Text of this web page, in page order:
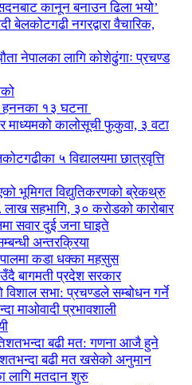
कानून बनाउन ढिला भयो’
बेलकोटगढी नगरद्वारा वैचारिक,
नेपालका लागि कोशेढुंगाः प्रचण्ड
हननका १३ घटना
माध्यमको कालोसूची फुकुवा, ३ वटा
५ विद्यालयमा छात्रवृत्ति
भूमिगत विद्युतिकरणको ब्रेकथ्रु
सहभागि, ३० करोडको कारोबार
सवार दुई जना घाइते
अन्तरक्रिया
कडा धक्का महसुस
बागमती प्रदेश सरकार
विशाल सभा: प्रचण्डले सम्बोधन गर्ने
माओवादी प्रभावशाली
बढी मत: गणना आजै हुने
बढी मत खसेको अनुमान
लागि मतदान शुरु